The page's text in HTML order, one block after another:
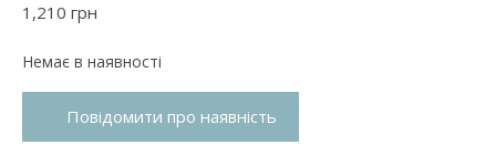
1,210 грн
Немає в наявності
Повідомити про наявність